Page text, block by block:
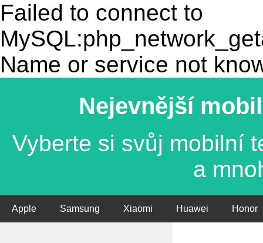
Failed to connect to
Name or service not
Nejevnější
Vyberte si svůj mobilní
a
Apple Samsung Xiaomi Huawei Honor